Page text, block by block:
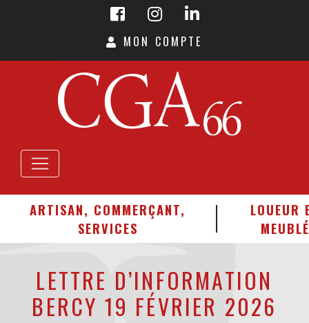
MON COMPTE
ARTISAN, COMMERÇANT,
SERVICES
LOUEUR
MEUBLÉ
LETTRE D’INFORMATION
BERCY 19 FÉVRIER 2026